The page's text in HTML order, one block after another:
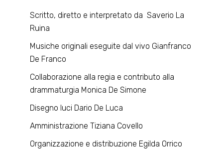
Scritto, diretto e interpretato da Saverio La
Ruina
Musiche originali eseguite dal vivo Gianfranco
De Franco
Collaborazione alla regia e contributo alla
drammaturgia Monica De Simone
Disegno luci Dario De Luca
Amministrazione Tiziana Covello
Organizzazione e distribuzione Egilda Orrico